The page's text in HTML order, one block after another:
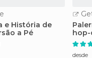
e História de
a Pé
desde